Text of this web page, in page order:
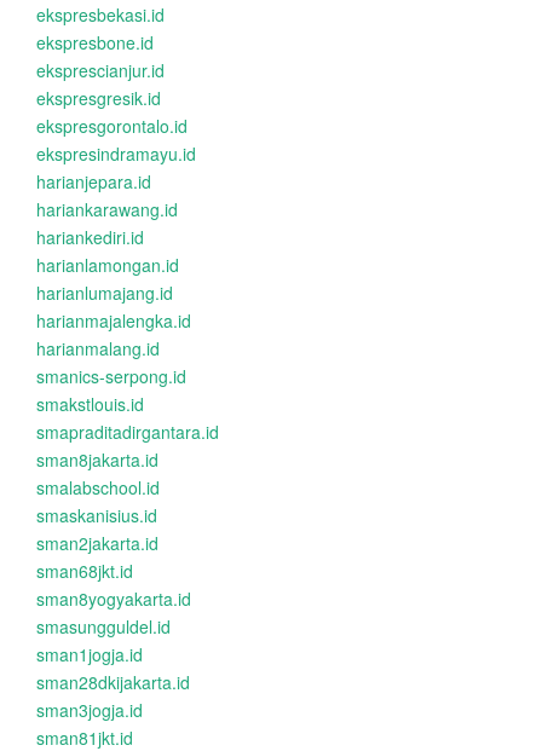
ekspresbekasi.id
ekspresbone.id
eksprescianjur.id
ekspresgresik.id
ekspresgorontalo.id
ekspresindramayu.id
harianjepara.id
hariankarawang.id
hariankediri.id
harianlamongan.id
harianlumajang.id
harianmajalengka.id
harianmalang.id
smanics-serpong.id
smakstlouis.id
smapraditadirgantara.id
sman8jakarta.id
smalabschool.id
smaskanisius.id
sman2jakarta.id
sman68jkt.id
sman8yogyakarta.id
smasungguldel.id
sman1jogja.id
sman28dkijakarta.id
sman3jogja.id
sman81jkt.id